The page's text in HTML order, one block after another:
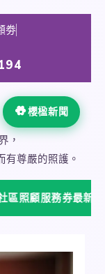
劵
櫻楹新聞
，
有尊嚴的照護。
服務券最新指南 NEW